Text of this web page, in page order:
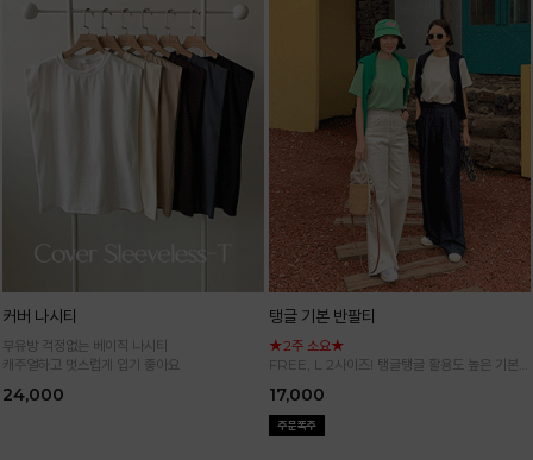
커버 나시티
부유방 걱정없는 베이직 나시티
캐주얼하고 멋스럽게 입기 좋아요
24,000
탱글 기본 반팔티
★2주 소요★
FREE, L 2사이즈! 탱글탱글 활용도 높은 기본
17,000